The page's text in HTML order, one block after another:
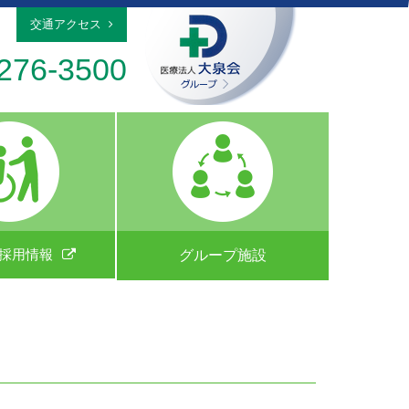
交通アクセス
3500
用情報 グループ施設